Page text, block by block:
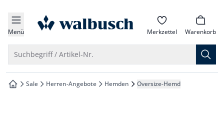
springen
springen
springen
springen
Menü zur Startseite Merkzettel Warenkorb
Suchbegriff / Artikel-Nr.
zur Startseite
Sale Herren-Angebote Hemden Oversize-Hemd